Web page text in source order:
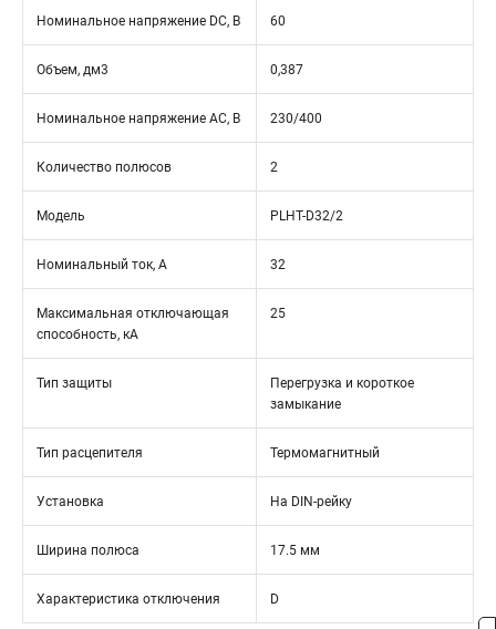
Номинальное напряжение DC, В 60
Объем, дм3 0,387
Номинальное напряжение АС, В 230/400
Количество полюсов 2
Модель PLHT-D32/2
Номинальный ток, А 32
Максимальная отключающая
способность, кА
25
Тип защиты
Перегрузка и короткое
замыкание
Тип расцепителя Термомагнитный
Установка На DIN-рейку
Ширина полюса 17.5 мм
Характеристика отключения D